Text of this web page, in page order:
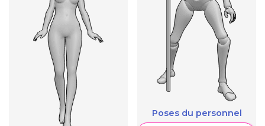
Poses du personnel